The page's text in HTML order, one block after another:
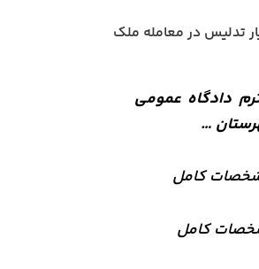
تدلیس در معامله ملک
دادگاه عمومی
…
کامل
کامل